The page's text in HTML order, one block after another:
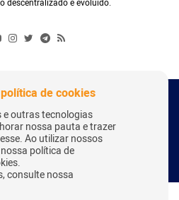
descentralizado e evoluído.
- Todos os Direitos Reservados
por: Herick Correa
de cookies
e outras tecnologias
nossa pauta e trazer
Ao utilizar nossos
política de
consulte nossa